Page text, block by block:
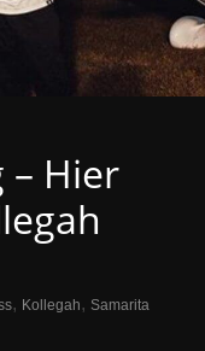
– Hier
, Kollegah, Samarita